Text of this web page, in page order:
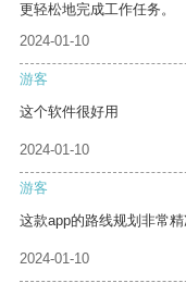
更轻松地完成工作任务。
2024-01-10
游客
这个软件很好用
2024-01-10
游客
这款app的路线规划非常
2024-01-10